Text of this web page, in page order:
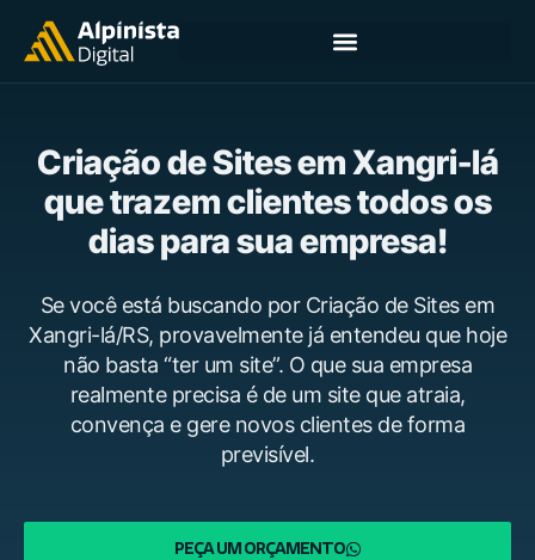
Criação de Sites em Xangri-lá
que trazem clientes todos os
dias para sua empresa!
Se você está buscando por Criação de Sites em
Xangri-lá/RS, provavelmente já entendeu que hoje
não basta “ter um site”. O que sua empresa
realmente precisa é de um site que atraia,
convença e gere novos clientes de forma
previsível.
PEÇA UM ORÇAMENTO